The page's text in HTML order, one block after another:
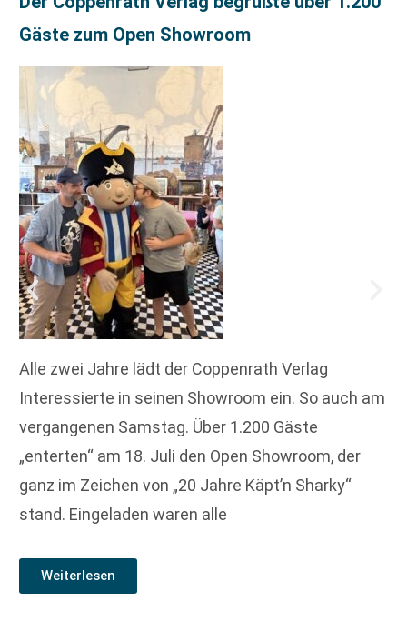
Gäste zum Open Showroom
Alle zwei Jahre lädt der Coppenrath Verlag
Interessierte in seinen Showroom ein. So auch am
vergangenen Samstag. Über 1.200 Gäste
„enterten“ am 18. Juli den Open Showroom, der
ganz im Zeichen von „20 Jahre Käpt’n Sharky“
stand. Eingeladen waren alle
Weiterlesen